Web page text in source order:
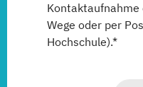
Wege oder per
Hochschule).*